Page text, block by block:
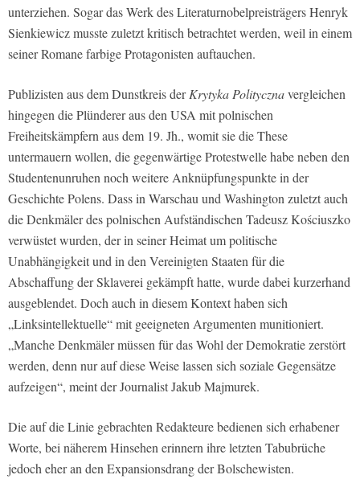
unterziehen. Sogar das Werk des Literaturnobelpreisträgers Henryk
Sienkiewicz musste zuletzt kritisch betrachtet werden, weil in einem
seiner Romane farbige Protagonisten auftauchen.
Publizisten aus dem Dunstkreis derKrytyka Politycznavergleichen
hingegen die Plünderer aus den USA mit polnischen
Freiheitskämpfern aus dem 19. Jh., womit sie die These
untermauern wollen, die gegenwärtige Protestwelle habe neben den
Studentenunruhen noch weitere Anknüpfungspunkte in der
Geschichte Polens. Dass in Warschau und Washington zuletzt auch
die Denkmäler des polnischen Aufständischen Tadeusz Kościuszko
verwüstet wurden, der in seiner Heimat um politische
Unabhängigkeit und in den Vereinigten Staaten für die
Abschaffung der Sklaverei gekämpft hatte, wurde dabei kurzerhand
ausgeblendet. Doch auch in diesem Kontext haben sich
„Linksintellektuelle“ mit geeigneten Argumenten munitioniert.
„Manche Denkmäler müssen für das Wohl der Demokratie zerstört
werden, denn nur auf diese Weise lassen sich soziale Gegensätze
aufzeigen“, meint der Journalist Jakub Majmurek.
Die auf die Linie gebrachten Redakteure bedienen sich erhabener
Worte, bei näherem Hinsehen erinnern ihre letzten Tabubrüche
jedoch eher an den Expansionsdrang der Bolschewisten.